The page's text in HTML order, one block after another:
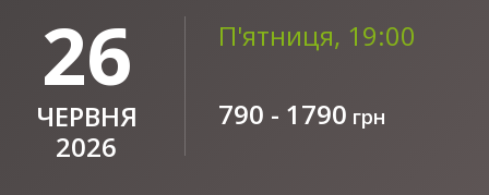
26
ЧЕРВНЯ
2026
П'ятниця, 19:00
790 - 1790 грн